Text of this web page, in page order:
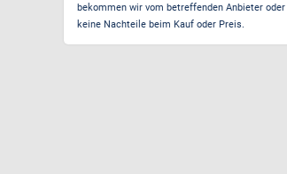
bekommen wir vom betreffenden Anbieter
keine Nachteile beim Kauf oder Preis.